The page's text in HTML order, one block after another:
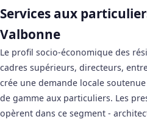
Services aux
Valbonne
Le profil socio-économique des
cadres supérieurs, directeurs,
crée une demande locale
de gamme aux particuliers. Les
opèrent dans ce segment -